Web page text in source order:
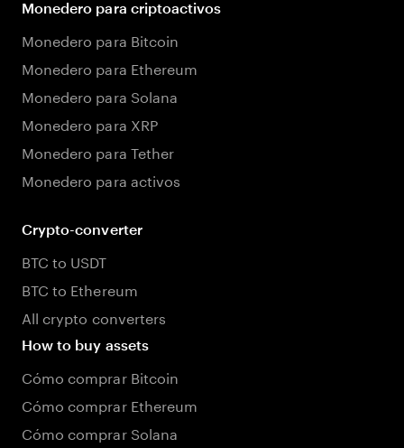
Monedero para criptoactivos
Monedero para Bitcoin
Monedero para Ethereum
Monedero para Solana
Monedero para XRP
Monedero para Tether
Monedero para activos
Crypto-converter
BTC to USDT
BTC to Ethereum
All crypto converters
How to buy assets
Cómo comprar Bitcoin
Cómo comprar Ethereum
Cómo comprar Solana